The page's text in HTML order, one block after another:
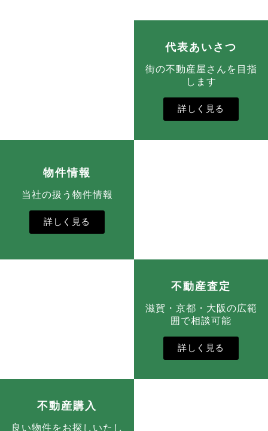
代表あいさつ
街の不動産屋さんを目指
します
詳しく見る
物件情報
当社の扱う物件情報
詳しく見る
不動産査定
滋賀・京都・大阪の広範
囲で相談可能
詳しく見る
不動産購入
良い物件をお探しいたし